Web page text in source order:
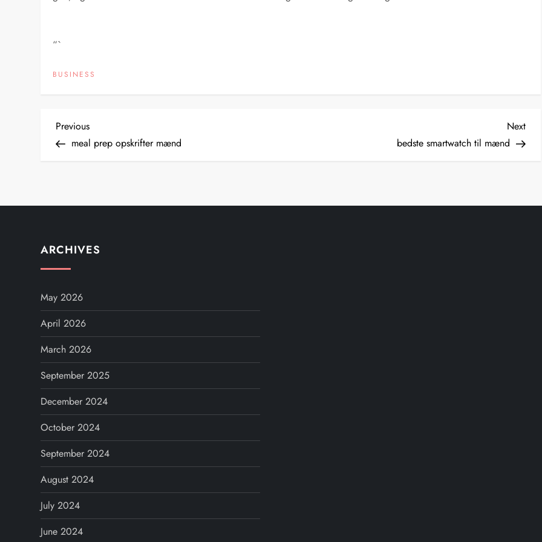
“`
BUSINESS
P
n
a
v
i
g
a
t
i
o
n
Previous
Post
Previous
meal prep opskrifter mænd
Post
Next
bedste smartwatch til mænd
ARCHIVES
May 2026
April 2026
March 2026
September 2025
December 2024
October 2024
September 2024
August 2024
July 2024
June 2024